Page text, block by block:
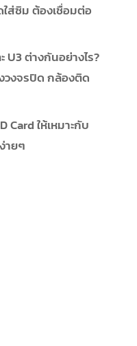
ส่ซิม ต้องเชื่อมต่อ
U3 ต่างกันอย่างไร?
วงจรปิด กล้องติด
Card ให้เหมาะกับ
ายๆ